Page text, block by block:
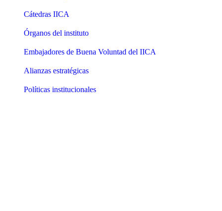
Cátedras IICA
Órganos del instituto
Embajadores de Buena Voluntad del IICA
Alianzas estratégicas
Políticas institucionales